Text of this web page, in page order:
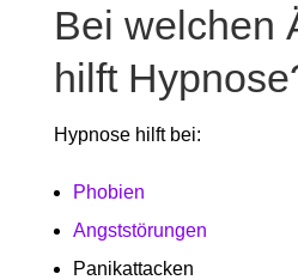
Bei welchen
hilft
Hypnose hilft bei:
Phobien
Angststörungen
Panikattacken